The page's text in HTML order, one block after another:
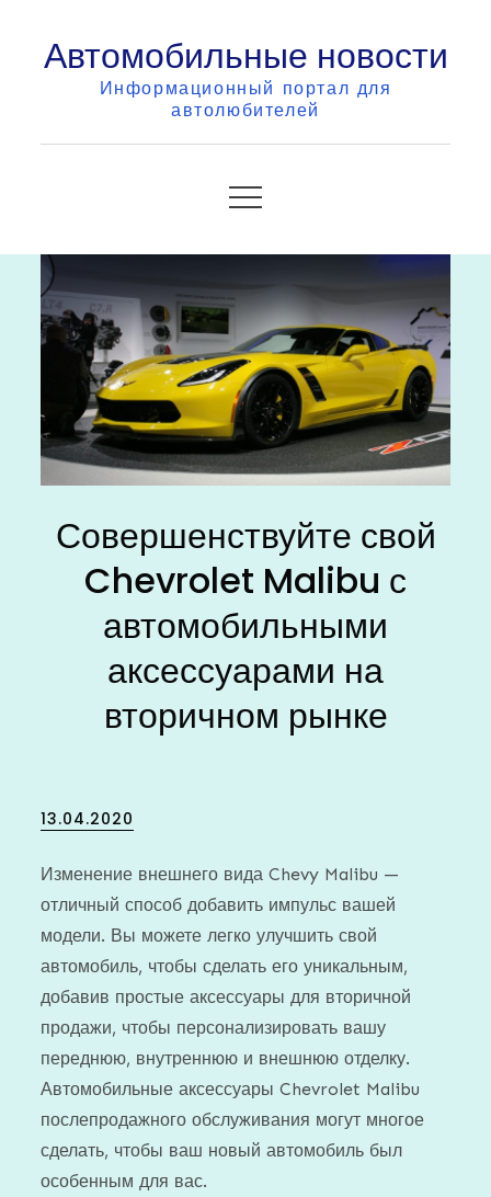
contentАвтомобильные новости
Информационный портал для
автолюбителей
Совершенствуйте свой
Chevrolet Malibu с
автомобильными
аксессуарами на
вторичном рынке
Posted
13.04.2020
Изменение внешнего вида Chevy Malibu —
отличный способ добавить импульс вашей
модели. Вы можете легко улучшить свой
автомобиль, чтобы сделать его уникальным,
добавив простые аксессуары для вторичной
продажи, чтобы персонализировать вашу
переднюю, внутреннюю и внешнюю отделку.
Автомобильные аксессуары Chevrolet Malibu
послепродажного обслуживания могут многое
сделать, чтобы ваш новый автомобиль был
особенным для вас.